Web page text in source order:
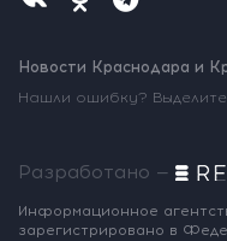
Новости Краснодара и
Нашли ошибку?
Разработано —
Информационное
зарегистрировано в